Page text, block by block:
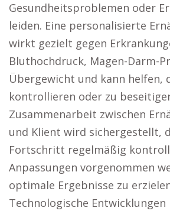
Gesundheitsproblemen oder
leiden. Eine personalisierte
wirkt gezielt gegen
Bluthochdruck, Magen-Darm-
Übergewicht und kann helfen,
kontrollieren oder zu
Zusammenarbeit zwischen
und Klient wird sichergestellt,
Fortschritt regelmäßig
Anpassungen vorgenommen
optimale Ergebnisse zu
Technologische